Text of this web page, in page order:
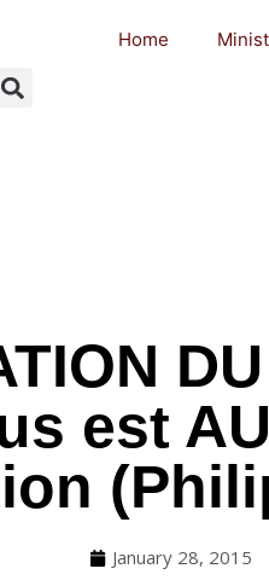
Home
est
January 28, 2015